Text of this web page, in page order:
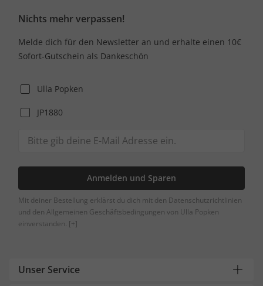
Nichts mehr verpassen!
Melde dich für den Newsletter an und erhalte einen 10€
Sofort-Gutschein als Dankeschön
Ulla Popken
JP1880
Anmelden und Sparen
Mit deiner Bestellung erklärst du dich mit den Datenschutzrichtlinien
und den Allgemeinen Geschäftsbedingungen von Ulla Popken
einverstanden. [+]
Unser Service